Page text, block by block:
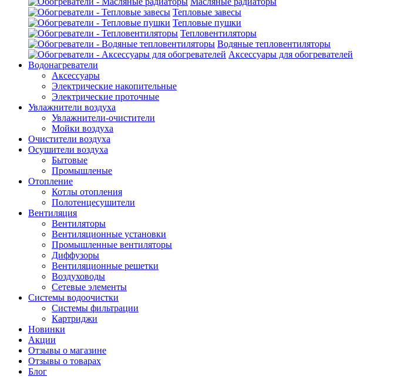
Тепловые завесы
Тепловые пушки
Тепловентиляторы
Водяные тепловентиляторы
Аксессуары для обогревателей
Водонагреватели
Аксессуары
Электрические накопительные
Электрические проточные
Увлажнители воздуха
Увлажнители-очистители
Мойки воздуха
Очистители воздуха
Осушители воздуха
Бытовые
Промышленые
Отопление
Котлы отопления
Полотенцесушители
Вентиляция
Вентиляторы
Вентиляционные установки
Промышленные вентиляторы
Диффузоры
Вентиляционные решетки
Воздуховоды
Сетевые элементы
Системы водоочистки
Системы фильтрации
Картриджи
Новинки
Акции
Отзывы о магазине
Отзывы о товарах
Блог